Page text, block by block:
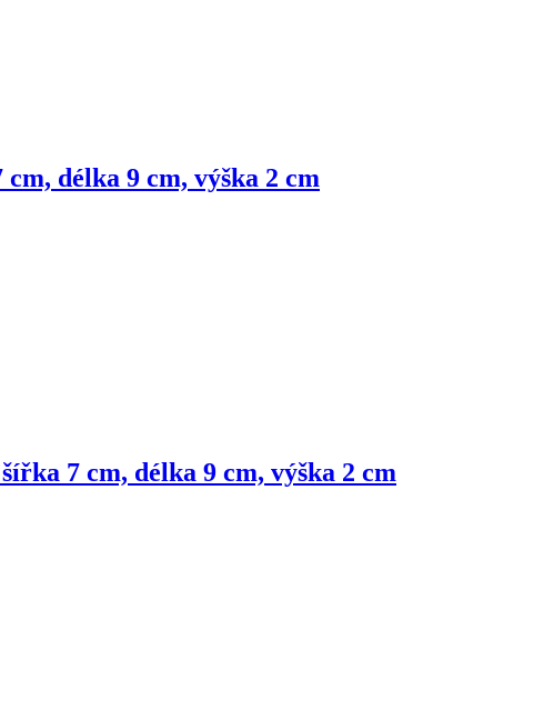
délka 9 cm, výška 2 cm
7 cm, délka 9 cm, výška 2 cm